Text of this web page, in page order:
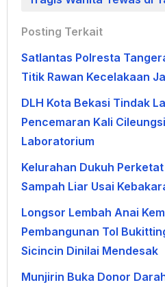
Posting Terkait
Satlantas Polresta
Titik Rawan Kecelakaan
DLH Kota Bekasi Tindak
Pencemaran Kali
Laboratorium
Kelurahan Dukuh
Sampah Liar Usai
Longsor Lembah Anai
Pembangunan Tol
Sicincin Dinilai Mendesak
Munjirin Buka Donor